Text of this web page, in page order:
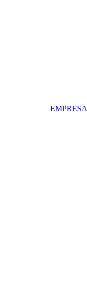
EMPRESA